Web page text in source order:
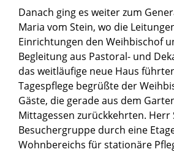
Danach ging es weiter zum
Maria vom Stein, wo die
Einrichtungen den Weihbischof
Begleitung aus Pastoral- und
das weitläufige neue Haus
Tagespflege begrüßte der
Gäste, die gerade aus dem
Mittagessen zurückkehrten.
Besuchergruppe durch eine
Wohnbereichs für stationäre